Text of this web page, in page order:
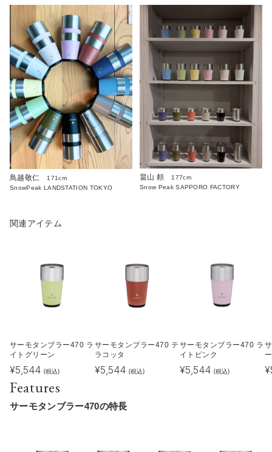
鳥越敬仁
171cm
SnowPeak LANDSTATION TOKYO
畠山 頼
177cm
Snow Peak SAPPORO FACTORY
関連アイテム
サーモタンブラー470 ラ
イトグリーン
¥5,544 (税込)
サーモタンブラー470 テ
ラコッタ
¥5,544 (税込)
サーモタンブラー470 ラ
イトピンク
¥5,544 (税込) ¥
Features
サーモタンブラー470の特長